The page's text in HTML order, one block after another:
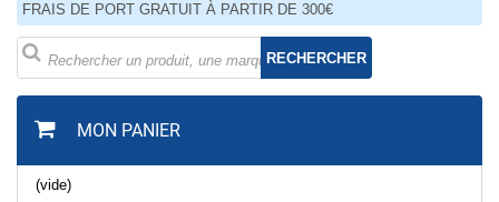
FRAIS DE PORT GRATUIT À PARTIR DE 300€
RECHERCHER
MON PANIER
(vide)